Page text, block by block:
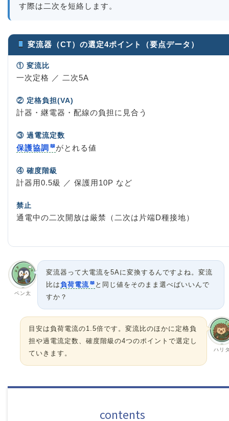
す際は二次を短絡します。
変流器（CT）の選定4ポイント（要点データ）
① 変流比
一次定格 ／ 二次5A
② 定格負担(VA)
計器・継電器・配線の負担に見合う
③ 過電流定数
保護協調
がとれる値
④ 確度階級
計器用0.5級 ／ 保護用10P など
禁止
通電中の二次開放は厳禁（二次は片端D種接地）
ペン太
変流器って大電流を5Aに変換するんですよね。変流
比は負荷電流
と同じ値をそのまま選べばいいんで
すか？
ハリ
目安は負荷電流の1.5倍です。変流比のほかに定格負
担や過電流定数、確度階級の4つのポイントで選定し
ていきます。
contents